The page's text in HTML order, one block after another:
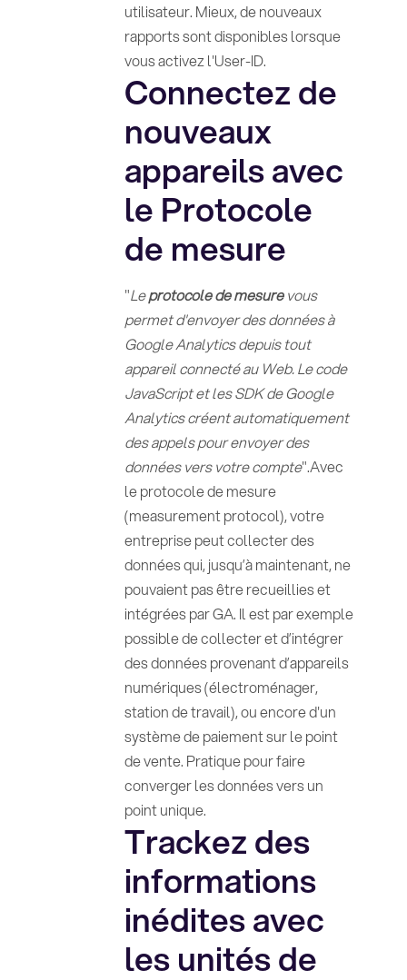
utilisateur. Mieux, de nouveaux
rapports sont disponibles lorsque
vous activez l'User-ID.
Connectez de
nouveaux
appareils avec
le Protocole
de mesure
"Leprotocole de mesurevous
permet d'envoyer des données à
Google Analytics depuis tout
appareil connecté au Web. Le code
JavaScript et les SDK de Google
Analytics créent automatiquement
des appels pour envoyer des
données vers votre compte".Avec
le protocole de mesure
(measurement protocol), votre
entreprise peut collecter des
données qui, jusqu’à maintenant, ne
pouvaient pas être recueillies et
intégrées par GA. Il est par exemple
possible de collecter et d’intégrer
des données provenant d’appareils
numériques (électroménager,
station de travail), ou encore d'un
système de paiement sur le point
de vente. Pratique pour faire
converger les données vers un
point unique.
Trackez des
informations
inédites avec
les unités de